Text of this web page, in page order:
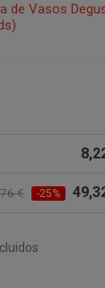
de Vasos
€ -25%